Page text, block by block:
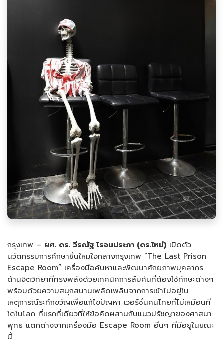
กรุงเทพ – ผศ. ดร. วีรณัฐ โรจนประภา (ดร.ใหม่) เปิดตัว
นวัตกรรมการศึกษาชิ้นใหม่ใจกลางกรุงเทพ “The Last Prison
Escape Room” เครื่องมือค้นหาและพัฒนาศักยภาพบุคลากร
ด้านจิตวิทยาที่ทรงพลังด้วยเทคนิคการสืบค้นที่ต้องใช้ทักษะต่างๆ
พร้อมด้วยความสนุกสนานเพลิดเพลินจากการเข้าไปอยู่ใน
เหตุการณ์ระทึกขวัญเพื่อแก้ไขปัญหา เวอร์ชั่นคนไทยที่ไม่เหมือนที่
ใดในโลก ที่แรกที่เดียวที่ให้ข้อคิดผสานกับแนวปรัชญาของศาสนา
พุทธ แตกต่างจากเครื่องมือ Escape Room อื่นๆ ที่มีอยู่ในขณะ
นี้